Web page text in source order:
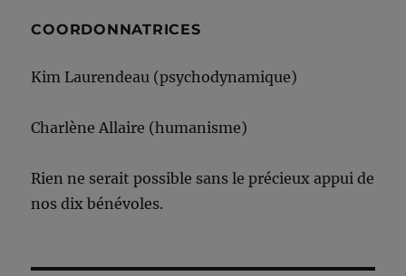
COORDONNATRICES
Kim Laurendeau (psychodynamique)
Charlène Allaire (humanisme)
Rien ne serait possible sans le précieux appui de
nos dix bénévoles.